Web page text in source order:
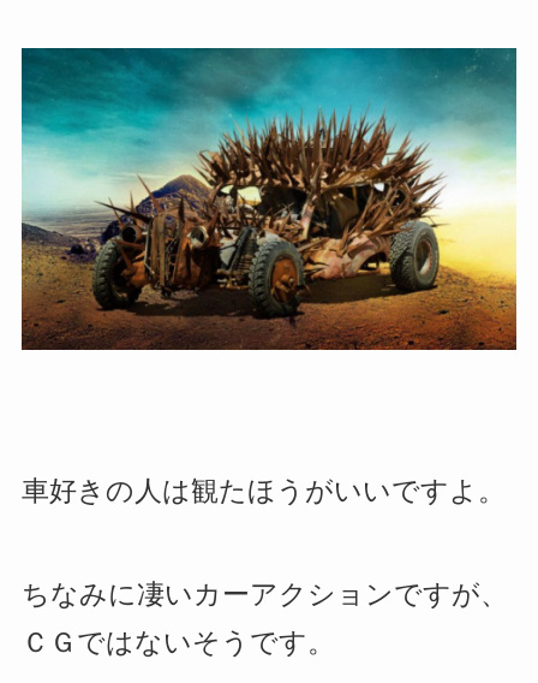
車好きの人は観たほうがいいですよ。
ちなみに凄いカーアクションですが、
ＣＧではないそうです。